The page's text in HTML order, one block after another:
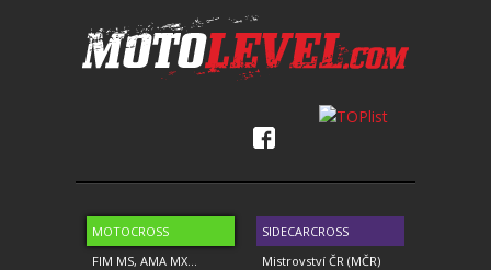
MOTOCROSS
FIM MS, AMA MX...
SIDECARCROSS
Mistrovství ČR (MČR)